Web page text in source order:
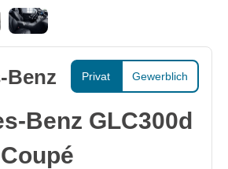
Privat Gewerblich
Benz
Benz GLC300d